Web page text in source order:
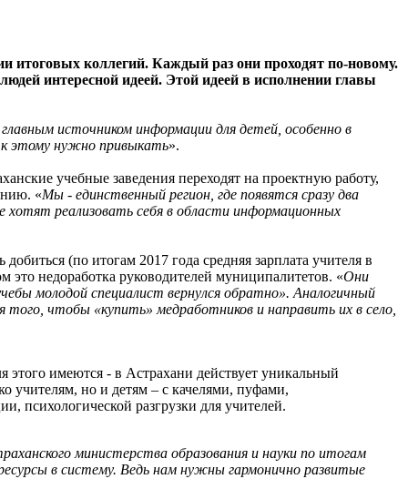
итоговых коллегий. Каждый раз они проходят по-новому.
интересной идеей. Этой идеей в исполнении главы
источником информации для детей, особенно в
к этому нужно привыкать».
учебные заведения переходят на проектную работу,
«Мы - единственный регион, где появятся сразу два
реализовать себя в области информационных
(по итогам 2017 года средняя зарплата учителя в
недоработка руководителей муниципалитетов. «Они
молодой специалист вернулся обратно». Аналогичный
чтобы «купить» медработников и направить их в село,
имеются - в Астрахани действует уникальный
учителям, но и детям – с качелями, пуфами,
психологической разгрузки для учителей.
министерства образования и науки по итогам
в систему. Ведь нам нужны гармонично развитые